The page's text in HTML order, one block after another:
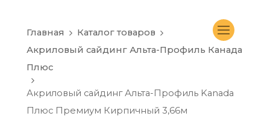
Главная
Каталог товаров
Акриловый сайдинг Альта-Профиль Канада
Плюс
Акриловый сайдинг Альта-Профиль Kanada
Плюс Премиум Кирпичный 3,66м